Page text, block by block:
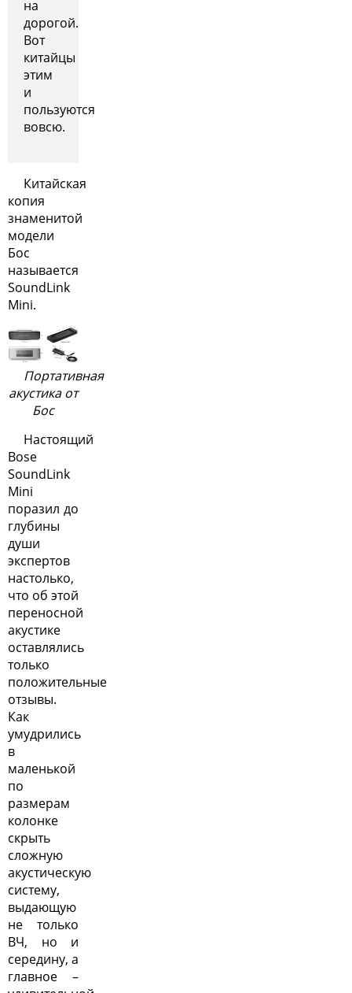
на
дорогой.
Вот
китайцы
этим
и
пользуются
вовсю.
Китайская
копия
знаменитой
модели
Бос
называется
SoundLink
Mini.
Портативная
акустика от
Бос
Настоящий
Bose
SoundLink
Mini
поразил до
глубины
души
экспертов
настолько,
что об этой
переносной
акустике
оставлялись
только
положительные
отзывы.
Как
умудрились
в
маленькой
по
размерам
колонке
скрыть
сложную
акустическую
систему,
выдающую
не только
ВЧ, но и
середину, а
главное –